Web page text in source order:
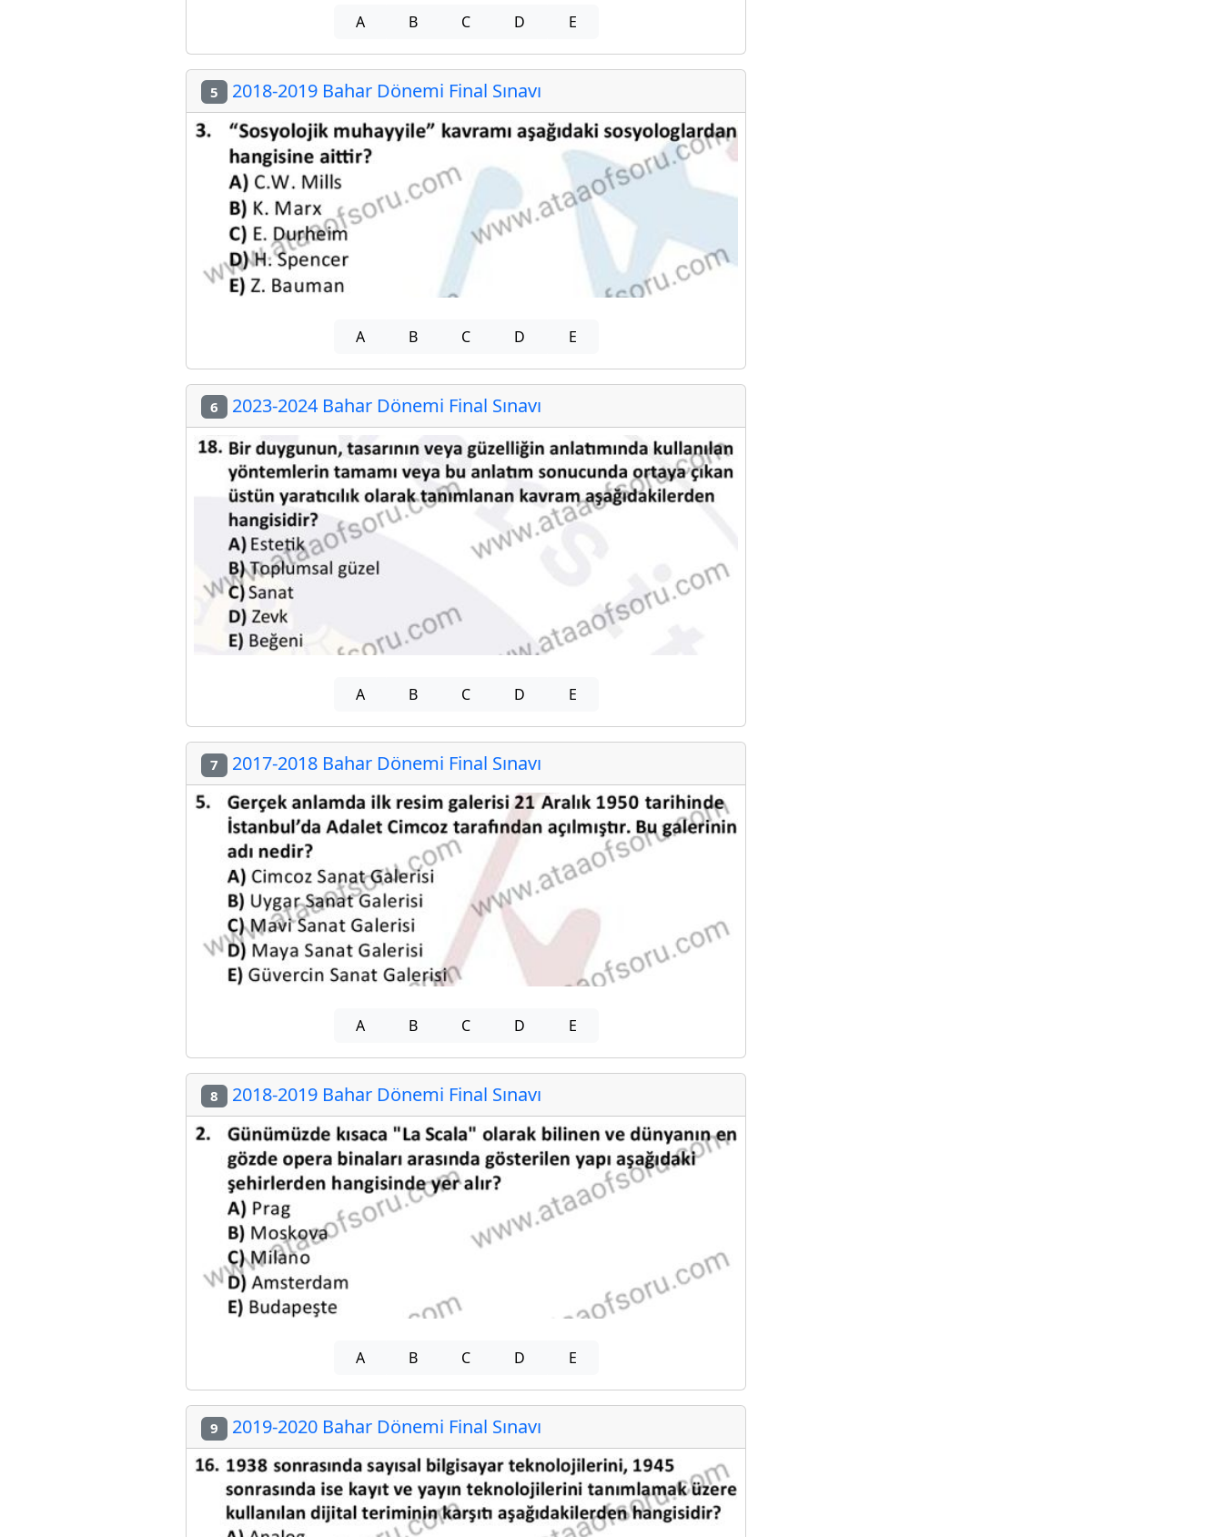
A B C D E
5 2018-2019 Bahar Dönemi Final Sınavı
A B C D E
6 2023-2024 Bahar Dönemi Final Sınavı
A B C D E
7 2017-2018 Bahar Dönemi Final Sınavı
A B C D E
8 2018-2019 Bahar Dönemi Final Sınavı
A B C D E
9 2019-2020 Bahar Dönemi Final Sınavı